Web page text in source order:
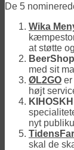
De 5
Wika
at støtte
med sit
ØL2GO er
højt
KIHOSKH
nyt
skal de